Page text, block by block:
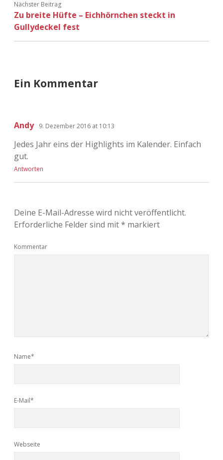
Nächster Beitrag
Zu breite Hüfte – Eichhörnchen steckt in
Gullydeckel fest
Ein Kommentar
Andy 9. Dezember 2016 at 10:13
Jedes Jahr eins der Highlights im Kalender. Einfach
gut.
Antworten
Deine E-Mail-Adresse wird nicht veröffentlicht.
Erforderliche Felder sind mit* markiert
Kommentar
Name*
E-Mail*
Webseite